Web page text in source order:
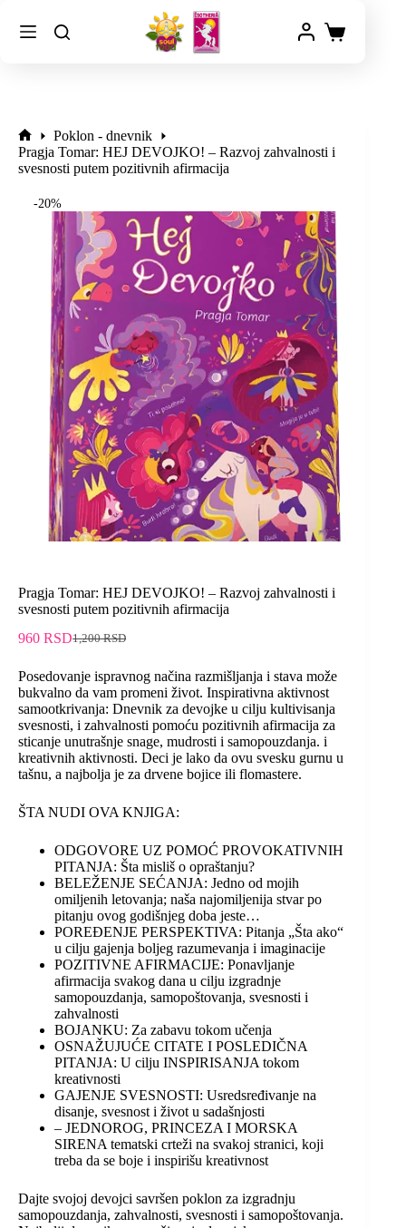
Poklon - dnevnik
Pragja Tomar: HEJ DEVOJKO! – Razvoj zahvalnosti i
svesnosti putem pozitivnih afirmacija
-20%
Pragja Tomar: HEJ DEVOJKO! – Razvoj zahvalnosti i
svesnosti putem pozitivnih afirmacija
1,200RSD
960 RSD
Posedovanje ispravnog načina razmišljanja i stava može
bukvalno da vam promeni život. Inspirativna aktivnost
samootkrivanja: Dnevnik za devojke u cilju kultivisanja
svesnosti, i zahvalnosti pomoću pozitivnih afirmacija za
sticanje unutrašnje snage, mudrosti i samopouzdanja. i
kreativnih aktivnosti. Deci je lako da ovu svesku gurnu u
tašnu, a najbolja je za drvene bojice ili flomastere.
ŠTA NUDI OVA KNJIGA:
ODGOVORE UZ POMOĆ PROVOKATIVNIH
PITANJA: Šta misliš o opraštanju?
BELEŽENJE SEĆANJA: Jedno od mojih
omiljenih letovanja; naša najomiljenija stvar po
pitanju ovog godišnjeg doba jeste…
POREĐENJE PERSPEKTIVA: Pitanja „Šta ako“
u cilju gajenja boljeg razumevanja i imaginacije
POZITIVNE AFIRMACIJE: Ponavljanje
afirmacija svakog dana u cilju izgradnje
samopouzdanja, samopoštovanja, svesnosti i
zahvalnosti
BOJANKU: Za zabavu tokom učenja
OSNAŽUJUĆE CITATE I POSLEDIČNA
PITANJA: U cilju INSPIRISANJA tokom
kreativnosti
GAJENJE SVESNOSTI: Usredsređivanje na
disanje, svesnost i život u sadašnjosti
– JEDNOROG, PRINCEZA I MORSKA
SIRENA tematski crteži na svakoj stranici, koji
treba da se boje i inspirišu kreativnost
Dajte svojoj devojci savršen poklon za izgradnju
samopouzdanja, zahvalnosti, svesnosti i samopoštovanja.